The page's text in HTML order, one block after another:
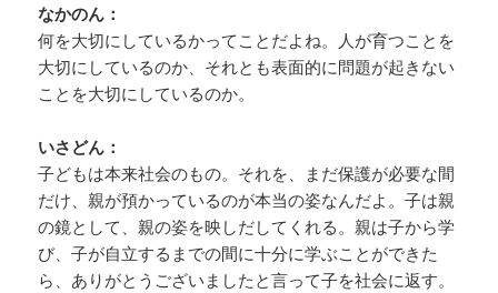
なかのん：
何を大切にしているかってことだよね。人が育つことを
大切にしているのか、それとも表面的に問題が起きない
ことを大切にしているのか。
いさどん：
子どもは本来社会のもの。それを、まだ保護が必要な間
だけ、親が預かっているのが本当の姿なんだよ。子は親
の鏡として、親の姿を映しだしてくれる。親は子から学
び、子が自立するまでの間に十分に学ぶことができた
ら、ありがとうございましたと言って子を社会に返す。